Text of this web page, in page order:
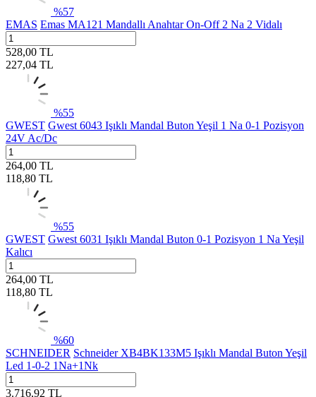
%57
EMAS Emas MA121 Mandallı Anahtar On-Off 2 Na 2 Vidalı
528,00 TL
227,04 TL
%55
GWEST Gwest 6043 Işıklı Mandal Buton Yeşil 1 Na 0-1 Pozisyon
24V Ac/Dc
264,00 TL
118,80 TL
%55
GWEST Gwest 6031 Işıklı Mandal Buton 0-1 Pozisyon 1 Na Yeşil
Kalıcı
264,00 TL
118,80 TL
%60
SCHNEIDER Schneider XB4BK133M5 Işıklı Mandal Buton Yeşil
Led 1-0-2 1Na+1Nk
3.716,92 TL